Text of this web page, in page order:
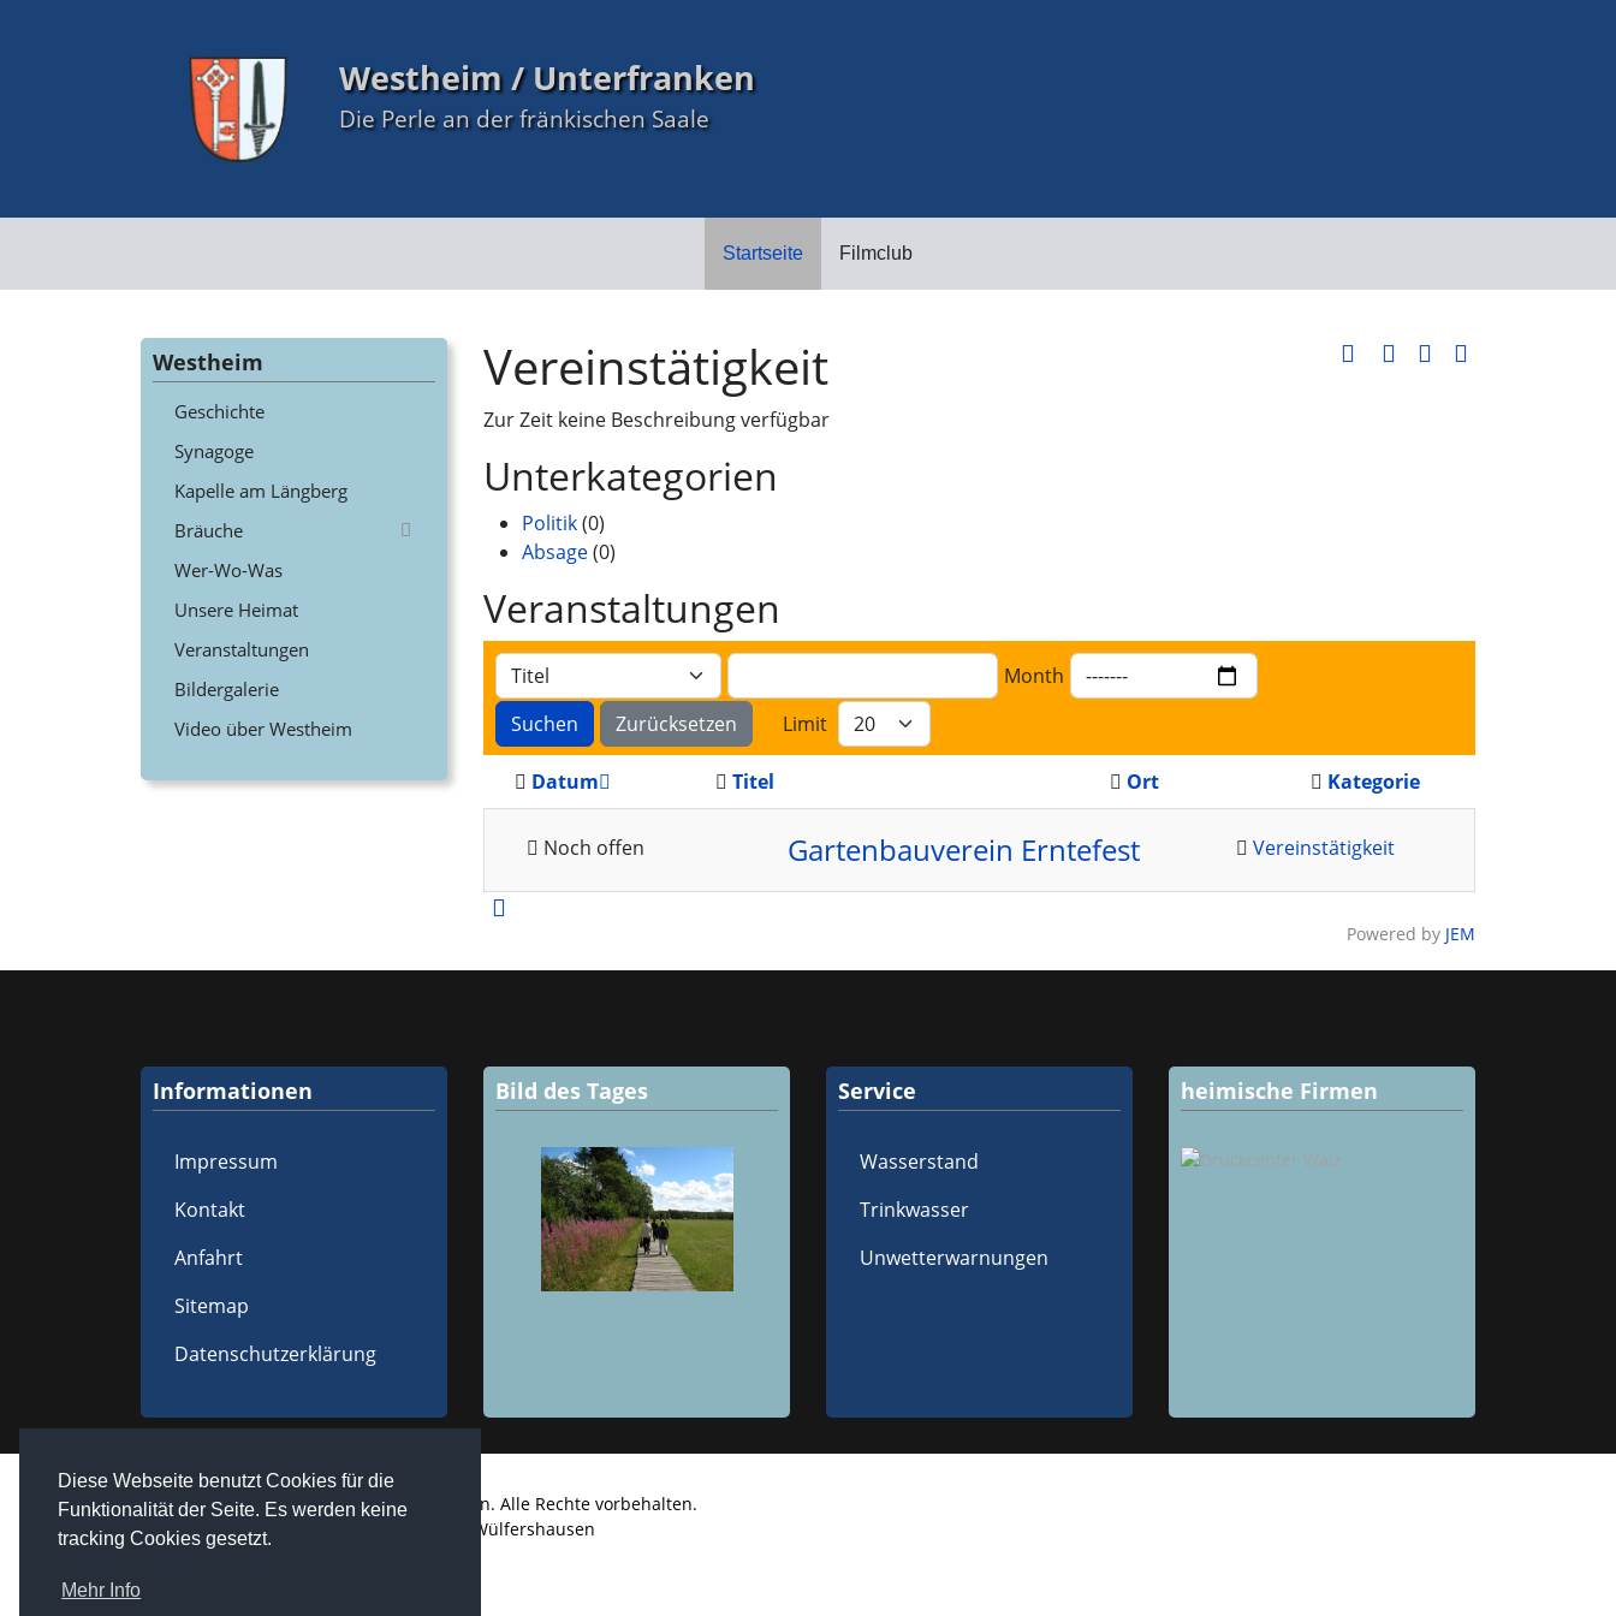
Diese Webseite benutzt Cookies für die
Funktionalität der Seite. Es werden keine
tracking Cookies gesetzt.
Mehr Info
Westheim / Unterfranken
Die Perle an der fränkischen Saale
Startseite Filmclub
Westheim
Geschichte
Synagoge
Kapelle am Längberg
Bräuche
Wer-Wo-Was
Unsere Heimat
Veranstaltungen
Bildergalerie
Video über Westheim
Vereinstätigkeit
Zur Zeit keine Beschreibung verfügbar
Unterkategorien
Politik(0)
Absage(0)
Veranstaltungen
Month
Suchen
Zurücksetzen Limit
Datum Titel Ort Kategorie
Noch offen Gartenbauverein Erntefest Vereinstätigkeit
Powered by JEM
Informationen
Impressum
Kontakt
Anfahrt
Sitemap
Datenschutzerklärung
Bild des Tages Service
Wasserstand
Trinkwasser
Unwetterwarnungen
heimische Firmen
Copyright © 2026 Westheim / Unterfranken. Alle Rechte vorbehalten.
realized byComputerservice Steuerwald Wülfershausen